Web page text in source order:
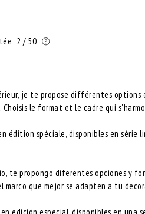
2 / 50
je te propose différentes
Choisis le format et le cadre qui
édition spéciale, disponibles en
te propongo diferentes opciones y
marco que mejor se adapten a tu